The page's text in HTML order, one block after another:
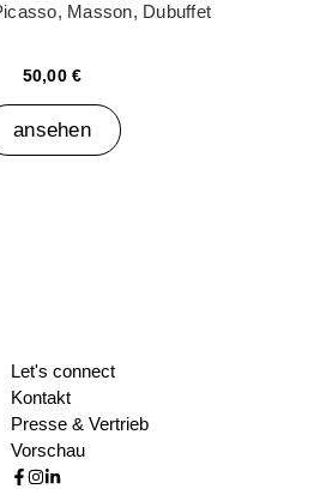
Masson, Dubuffet
50,00 €
ansehen
Let's connect
Kontakt
Presse & Vertrieb
Vorschau